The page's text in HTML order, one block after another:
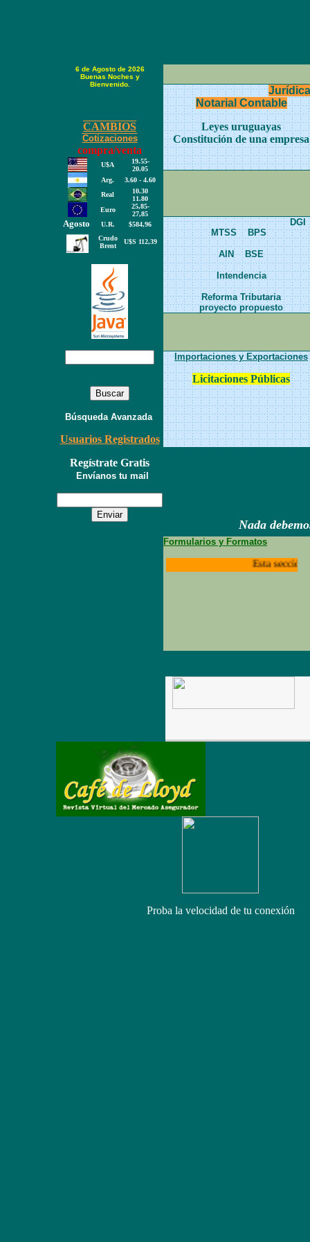
6 de Agosto de 2026
Buenas Noches y
Bienvenido.
CAMBIOS
Cotizaciones
compra/venta
U$A 19.55-
20.05
Arg.
3.60 - 4.60
Real
10.30
11.80
Euro
25,85-
27,85
Agosto U.R.
$584,96
Crudo
Brent
U$S 112,39
Búsqueda Avanzada
Usuarios Registrados
Regístrate Gratis
Envíanos tu mail
Jurídica
Notarial Contable
Leyes uruguayas
Constitución de una empresa
DGI
MTSS
BPS
AIN BSE
Intendencia
Reforma Tributaria
proyecto propuesto
Importaciones y Exportaciones
Licitaciones Públicas
Nada
Formularios y Formatos
Esta sección
Proba la velocidad de tu conexión